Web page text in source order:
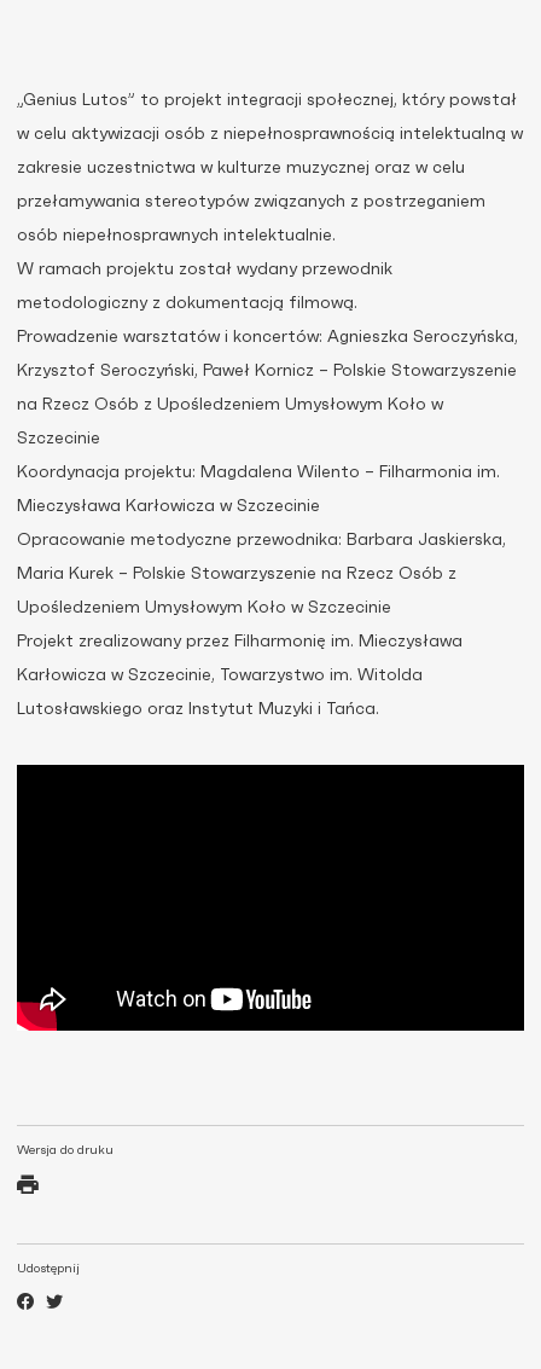
Wersja do druku
Udostępnij
„Genius Lutos” to projekt integracji społecznej, który powstał
w celu aktywizacji osób z niepełnosprawnością intelektualną w
zakresie uczestnictwa w kulturze muzycznej oraz w celu
przełamywania stereotypów związanych z postrzeganiem
osób niepełnosprawnych intelektualnie.
W ramach projektu został wydany przewodnik
metodologiczny z dokumentacją filmową.
Prowadzenie warsztatów i koncertów: Agnieszka Seroczyńska,
Krzysztof Seroczyński, Paweł Kornicz – Polskie Stowarzyszenie
na Rzecz Osób z Upośledzeniem Umysłowym Koło w
Szczecinie
Koordynacja projektu: Magdalena Wilento – Filharmonia im.
Mieczysława Karłowicza w Szczecinie
Opracowanie metodyczne przewodnika: Barbara Jaskierska,
Maria Kurek – Polskie Stowarzyszenie na Rzecz Osób z
Upośledzeniem Umysłowym Koło w Szczecinie
Projekt zrealizowany przez Filharmonię im. Mieczysława
Karłowicza w Szczecinie, Towarzystwo im. Witolda
Lutosławskiego oraz Instytut Muzyki i Tańca.